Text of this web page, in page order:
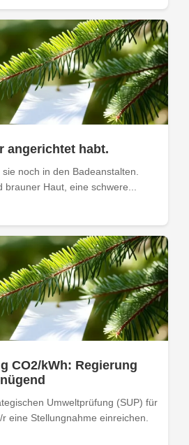
angerichtet habt.
noch in den Badeanstalten.
brauner Haut, eine schwere...
CO2/kWh: Regierung
Umweltprüfung (SUP) für
eine Stellungnahme einreichen.